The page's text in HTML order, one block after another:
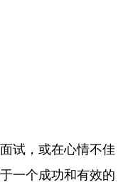
试，或在心情不佳
一个成功和有效的